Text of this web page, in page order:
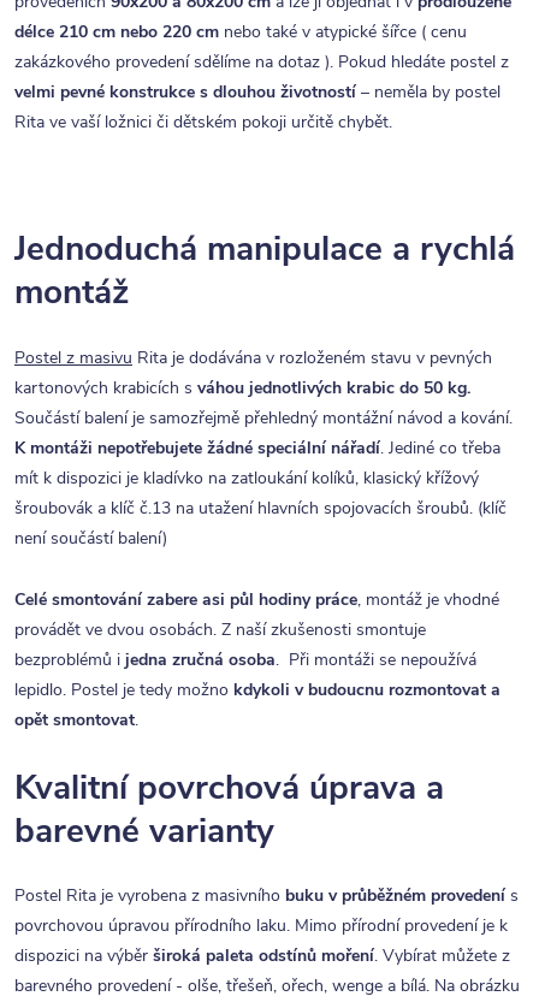
délce 210 cm nebo 220 cm nebo také v atypické šířce ( cenu
zakázkového provedení sdělíme na dotaz ). Pokud hledáte postel z
velmi pevné konstrukce s dlouhou životností – neměla by postel
Rita ve vaší ložnici či dětském pokoji určitě chybět.
Jednoduchá manipulace a rychlá
montáž
Postel z masivu Rita je dodávána v rozloženém stavu v pevných
kartonových krabicích s váhou jednotlivých krabic do 50 kg.
Součástí balení je samozřejmě přehledný montážní návod a kování.
K montáži nepotřebujete žádné speciální nářadí. Jediné co třeba
mít k dispozici je kladívko na zatloukání kolíků, klasický křížový
šroubovák a klíč č.13 na utažení hlavních spojovacích šroubů. (klíč
není součástí balení)
Celé smontování zabere asi půl hodiny práce, montáž je vhodné
provádět ve dvou osobách. Z naší zkušenosti smontuje
bezproblémů i jedna zručná osoba. Při montáži se nepoužívá
lepidlo. Postel je tedy možno kdykoli v budoucnu rozmontovat a
opět smontovat.
Kvalitní povrchová úprava a
barevné varianty
Postel Rita je vyrobena z masivního buku v průběžném provedení s
povrchovou úpravou přírodního laku. Mimo přírodní provedení je k
dispozici na výběr široká paleta odstínů moření. Vybírat můžete z
barevného provedení - olše, třešeň, ořech, wenge a bílá. Na obrázku